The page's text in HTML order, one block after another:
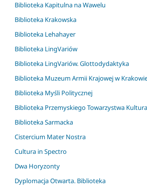
Biblioteka Kapitulna na Wawelu
Biblioteka Krakowska
Biblioteka Lehahayer
Biblioteka LingVariów
Biblioteka LingVariów. Glottodydaktyka
Biblioteka Muzeum Armii Krajowej w
Biblioteka Myśli Politycznej
Biblioteka Przemyskiego Towarzystwa
Biblioteka Sarmacka
Cistercium Mater Nostra
Cultura in Spectro
Dwa Horyzonty
Dyplomacja Otwarta. Biblioteka